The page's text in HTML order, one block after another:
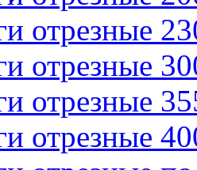
отрезные
отрезные
отрезные
отрезные